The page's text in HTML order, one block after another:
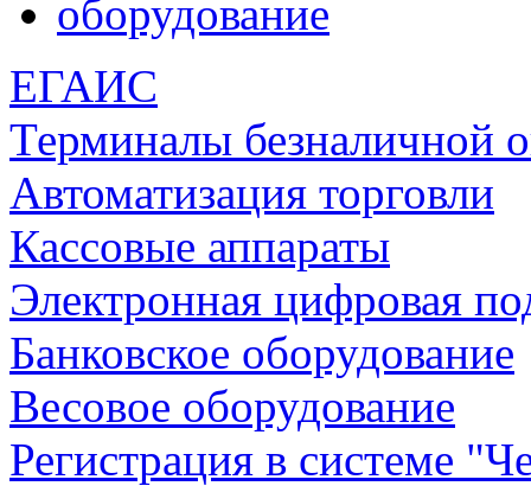
ЕГАИС
Терминалы безналичной
Автоматизация торговли
Кассовые аппараты
Электронная цифровая
Банковское оборудование
Весовое оборудование
Регистрация в системе